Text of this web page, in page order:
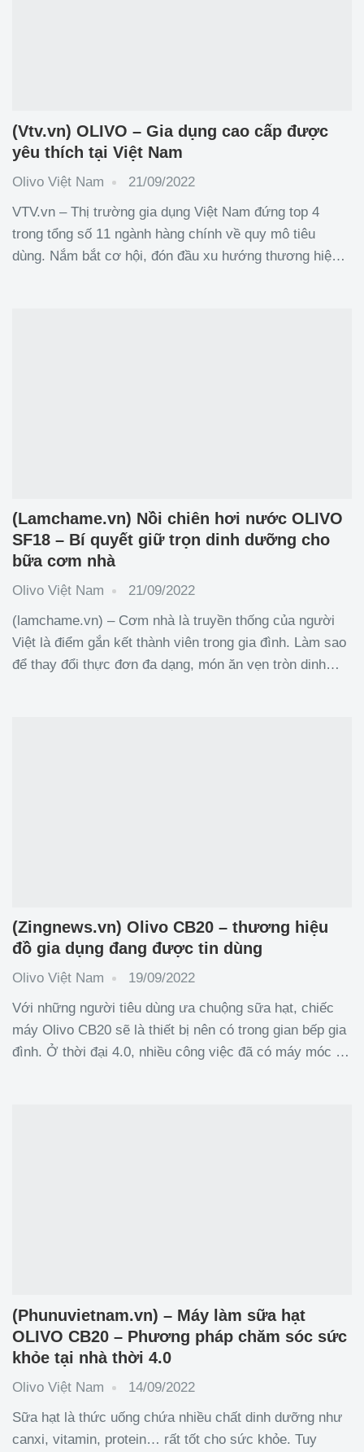
(Vtv.vn) OLIVO – Gia dụng cao cấp được
yêu thích tại Việt Nam
Olivo Việt Nam
21/09/2022
VTV.vn – Thị trường gia dụng Việt Nam đứng top 4
trong tổng số 11 ngành hàng chính về quy mô tiêu
dùng. Nắm bắt cơ hội, đón đầu xu hướng thương hiệu
(Lamchame.vn) Nồi chiên hơi nước OLIVO
SF18 – Bí quyết giữ trọn dinh dưỡng cho
bữa cơm nhà
Olivo Việt Nam
21/09/2022
(lamchame.vn) – Cơm nhà là truyền thống của người
Việt là điểm gắn kết thành viên trong gia đình. Làm sao
để thay đổi thực đơn đa dạng, món ăn vẹn tròn dinh
(Zingnews.vn) Olivo CB20 – thương hiệu
đồ gia dụng đang được tin dùng
Olivo Việt Nam
19/09/2022
Với những người tiêu dùng ưa chuộng sữa hạt, chiếc
máy Olivo CB20 sẽ là thiết bị nên có trong gian bếp gia
đình. Ở thời đại 4.0, nhiều công việc đã có máy móc hỗ
(Phunuvietnam.vn) – Máy làm sữa hạt
OLIVO CB20 – Phương pháp chăm sóc sức
khỏe tại nhà thời 4.0
Olivo Việt Nam
14/09/2022
Sữa hạt là thức uống chứa nhiều chất dinh dưỡng như
canxi, vitamin, protein… rất tốt cho sức khỏe. Tuy